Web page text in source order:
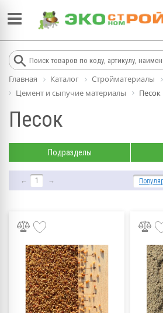
Главная Каталог Стройматериалы
Цемент и сыпучие материалы
Песок
Песок
Подразделы
← 1 →